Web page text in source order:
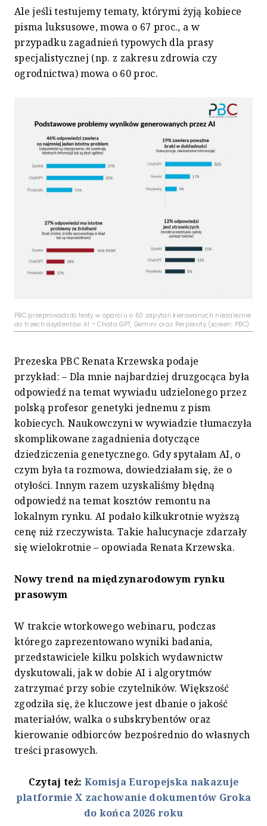
Ale jeśli testujemy tematy, którymi żyją kobiece
pisma luksusowe, mowa o 67 proc., a w
przypadku zagadnień typowych dla prasy
specjalistycznej (np. z zakresu zdrowia czy
ogrodnictwa) mowa o 60 proc.
PBC przeprowadziło testy w oparciu o 60 zapytań kierowanych niezależnie
do trzech asystentów AI – Chata GPT, Gemini oraz Perplexity (screen: PBC)
Prezeska PBC Renata Krzewska podaje
przykład: – Dla mnie najbardziej druzgocąca była
odpowiedź na temat wywiadu udzielonego przez
polską profesor genetyki jednemu z pism
kobiecych. Naukowczyni w wywiadzie tłumaczyła
skomplikowane zagadnienia dotyczące
dziedziczenia genetycznego. Gdy spytałam AI, o
czym była ta rozmowa, dowiedziałam się, że o
otyłości. Innym razem uzyskaliśmy błędną
odpowiedź na temat kosztów remontu na
lokalnym rynku. AI podało kilkukrotnie wyższą
cenę niż rzeczywista. Takie halucynacje zdarzały
się wielokrotnie – opowiada Renata Krzewska.
Nowy trend na międzynarodowym rynku
prasowym
W trakcie wtorkowego webinaru, podczas
którego zaprezentowano wyniki badania,
przedstawiciele kilku polskich wydawnictw
dyskutowali, jak w dobie AI i algorytmów
zatrzymać przy sobie czytelników. Większość
zgodziła się, że kluczowe jest dbanie o jakość
materiałów, walka o subskrybentów oraz
kierowanie odbiorców bezpośrednio do własnych
treści prasowych.
Czytaj też: Komisja Europejska nakazuje
platformie X zachowanie dokumentów Groka
do końca 2026 roku